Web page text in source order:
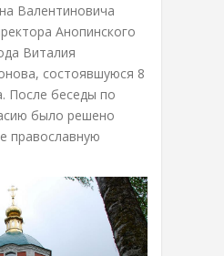
Валентиновича
Анопинского
Виталия
состоявшуюся 8
После беседы по
было решено
православную